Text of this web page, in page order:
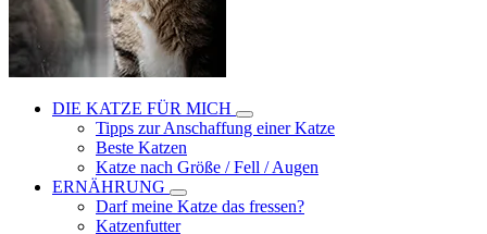
DIE KATZE FÜR MICH
Tipps zur Anschaffung einer Katze
Beste Katzen
Katze nach Größe / Fell / Augen
ERNÄHRUNG
Darf meine Katze das fressen?
Katzenfutter